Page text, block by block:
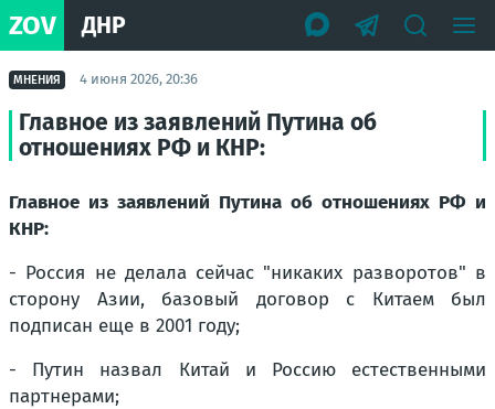
ZOV ДНР
МНЕНИЯ 4 июня 2026, 20:36
Главное из заявлений Путина об
отношениях РФ и КНР:
Главное из заявлений Путина об отношениях РФ и
КНР:
- Россия не делала сейчас "никаких разворотов" в
сторону Азии, базовый договор с Китаем был
подписан еще в 2001 году;
- Путин назвал Китай и Россию естественными
партнерами;